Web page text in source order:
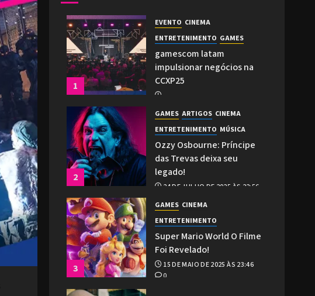
1
EVENTO CINEMA
ENTRETENIMENTO GAMES
gamescom latam
impulsionar negócios na
CCXP25
0
2
GAMES ARTIGOS CINEMA
ENTRETENIMENTO MÚSICA
Ozzy Osbourne: Príncipe
das Trevas deixa seu
legado!
24 DE JULHO DE 2025 ÀS 22:56
3
GAMES CINEMA
ENTRETENIMENTO
Super Mario World O Filme
Foi Revelado!
15 DE MAIO DE 2025 ÀS 23:46
0